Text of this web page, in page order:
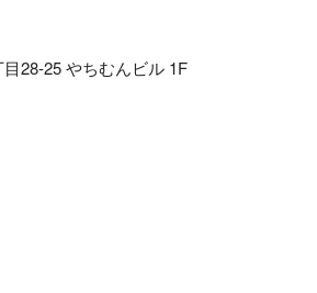
28-25 やちむんビル 1F